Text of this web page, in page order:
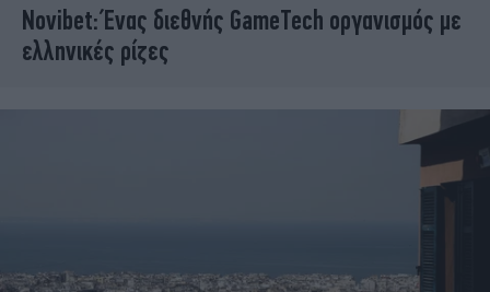
Novibet: Ένας διεθνής GameTech οργανισμός με
ελληνικές ρίζες